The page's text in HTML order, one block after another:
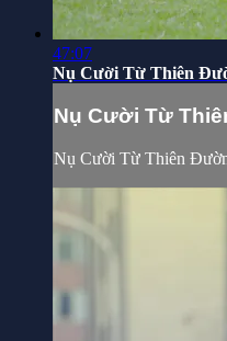
47:07
Nụ Cười Từ Thiên
Nụ Cười Từ
Nụ Cười Từ Thiên